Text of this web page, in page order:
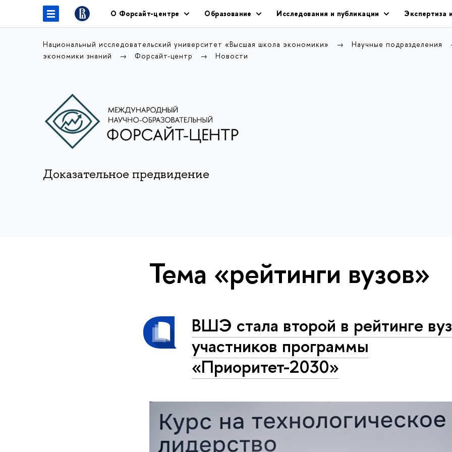
О Форсайт-центре Образование Исследования и публикации Экспертиза
Национальный исследовательский университет «Высшая школа экономики»
Научные подразделения
экономики знаний
Форсайт-центр Новости
Доказательное предвидение
Тема «рейтинги вузов»
ВШЭ стала второй в рейтинге
участников программы
«Приоритет-2030»